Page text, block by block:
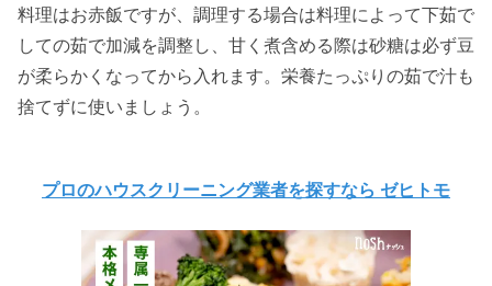
料理はお赤飯ですが、調理する場合は料理によって下茹で
しての茹で加減を調整し、甘く煮含める際は砂糖は必ず豆
が柔らかくなってから入れます。栄養たっぷりの茹で汁も
捨てずに使いましょう。
プロのハウスクリーニング業者を探すなら ゼヒトモ